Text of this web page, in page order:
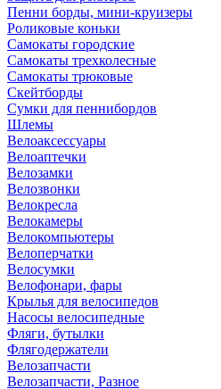
Пенни борды, мини-круизеры
Роликовые коньки
Самокаты городские
Самокаты трехколесные
Самокаты трюковые
Скейтборды
Сумки для пеннибордов
Шлемы
Велоаксессуары
Велоаптечки
Велозамки
Велозвонки
Велокресла
Велокамеры
Велокомпьютеры
Велоперчатки
Велосумки
Велофонари, фары
Крылья для велосипедов
Насосы велосипедные
Фляги, бутылки
Флягодержатели
Велозапчасти
Велозапчасти, Разное